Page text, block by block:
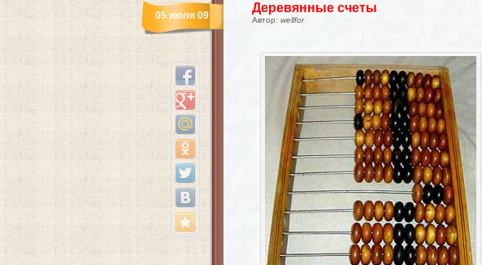
Деревянные счеты
Автор: wellfor
05 июля 09